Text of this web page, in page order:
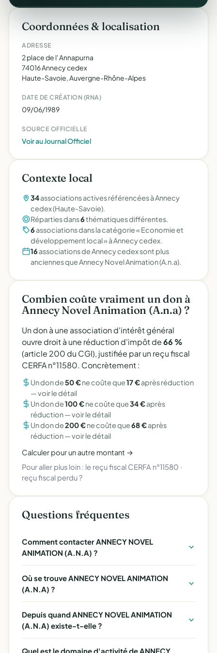
Coordonnées & localisation
ADRESSE
2 place de l' Annapurna
74016 Annecy cedex
Haute-Savoie, Auvergne-Rhône-Alpes
DATE DE CRÉATION (RNA)
09/06/1989
SOURCE OFFICIELLE
Voir au Journal Officiel
Contexte local
34associations actives référencées à Annecy
cedex (Haute-Savoie).
Réparties dans6thématiques différentes.
6 associations dans la catégorie « Economie et
développement local » à Annecy cedex.
16 associations de Annecy cedex sont plus
anciennes que Annecy Novel Animation (A.n.a).
Combien coûte vraiment un don à
Annecy Novel Animation (A.n.a) ?
Un don à une association d'intérêt général
ouvre droit à une réduction d'impôt de66 %
(article 200 du CGI), justifiée par un reçu fiscal
CERFA n°11580. Concrètement :
Un don de50 €ne coûte que17 €après réduction
—voir le détail
Un don de100 €ne coûte que34 €après
réduction —voir le détail
Un don de200 €ne coûte que68 €après
réduction —voir le détail
Calculer pour un autre montant →
Pour aller plus loin : le reçu fiscal CERFA n°11580 ·
reçu fiscal perdu ?
Questions fréquentes
Comment contacter ANNECY NOVEL
ANIMATION (A.N.A) ?
Où se trouve ANNECY NOVEL ANIMATION
(A.N.A) ?
Depuis quand ANNECY NOVEL ANIMATION
(A.N.A) existe-t-elle ?
Quel est le domaine d'activité de ANNECY